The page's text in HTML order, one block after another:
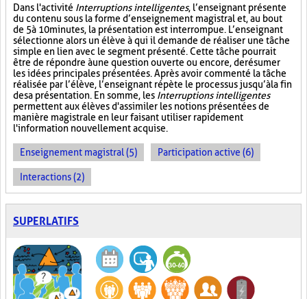
Dans l'activité Interruptions intelligentes, l’enseignant présente
du contenu sous la forme d’enseignement magistral et, au bout
de 5 à 10 minutes, la présentation est interrompue. L’enseignant
sélectionne alors un élève à qui il demande de réaliser une tâche
simple en lien avec le segment présenté. Cette tâche pourrait
être de répondre à une question ouverte ou encore, de résumer
les idées principales présentées. Après avoir commenté la tâche
réalisée par l’élève, l’enseignant répète le processus jusqu’à la fin
de sa présentation. En somme, les Interruptions intelligentes
permettent aux élèves d'assimiler les notions présentées de
manière magistrale en leur faisant utiliser rapidement
l'information nouvellement acquise.
Enseignement magistral (5) Participation active (6)
Interactions (2)
SUPERLATIFS